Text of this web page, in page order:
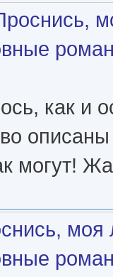
как и
описаны
могут!
моя